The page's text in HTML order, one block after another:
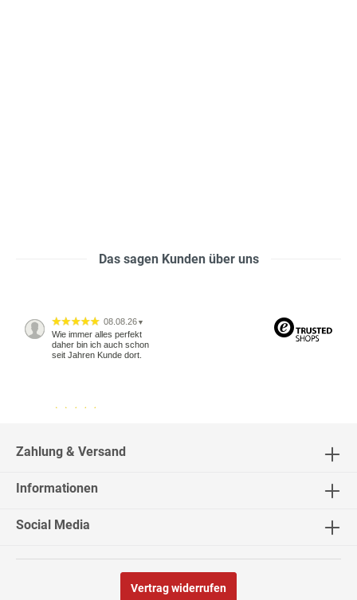
Das sagen Kunden über uns
08.08.26 ▼
Wie immer alles perfekt
daher bin ich auch schon
seit Jahren Kunde dort.
02.08.26▼
Zahlung & Versand
Informationen
Social Media
Vertrag widerrufen